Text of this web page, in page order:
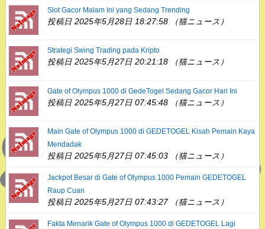
Slot Gacor Malam Ini yang Sedang Trending
投稿日 2025年5月28日 18:27:58 （猫ニュース）
Strategi Swing Trading pada Kripto
投稿日 2025年5月27日 20:21:18 （猫ニュース）
Gate of Olympus 1000 di GedeTogel Sedang Gacor Hari Ini
投稿日 2025年5月27日 07:45:48 （猫ニュース）
Main Gate of Olympus 1000 di GEDETOGEL Kisah Pemain Kaya
Mendadak
投稿日 2025年5月27日 07:45:03 （猫ニュース）
Jackpot Besar di Gate of Olympus 1000 Pemain GEDETOGEL
Raup Cuan
投稿日 2025年5月27日 07:43:27 （猫ニュース）
Fakta Menarik Gate of Olympus 1000 di GEDETOGEL Lagi